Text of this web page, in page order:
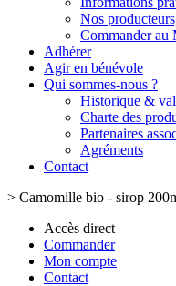
Nos
Commander au
Adhérer
Agir en bénévole
Qui sommes-nous ?
Historique &
Charte des
Partenaires
Agréments
Contact
> Camomille bio - sirop
Accès direct
Commander
Mon compte
Contact